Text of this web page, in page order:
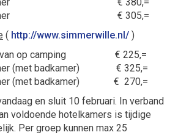
€ 305,=
( http://www.simmerwille.nl/ )
op camping € 225,=
(met badkamer) € 325,=
(met badkamer) € 270,=
en sluit 10 februari. In verband
voldoende hotelkamers is tijdige
Per groep kunnen max 25